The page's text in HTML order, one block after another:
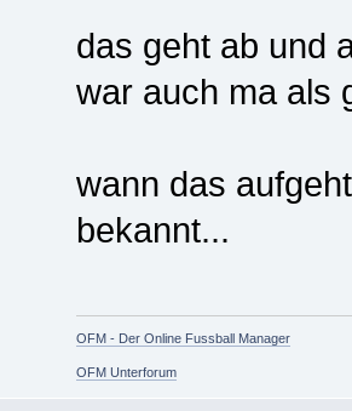
das geht ab und
war auch ma als
wann das
bekannt...
OFM - Der Online Fussball Manager
OFM Unterforum